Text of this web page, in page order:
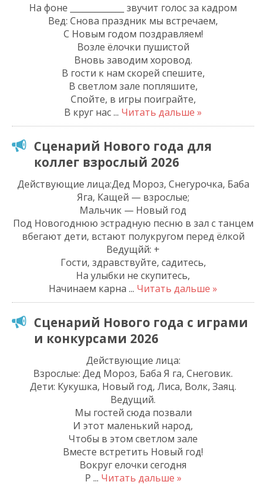
На фоне _____________ звучит голос за кадром
Вед: Снова праздник мы встречаем,
С Новым годом поздравляем!
Возле ёлочки пушистой
Вновь заводим хоровод.
В гости к нам скорей спешите,
В светлом зале попляшите,
Спойте, в игры поиграйте,
В круг нас... Читать дальше »
Сценарий Нового года для
коллег взрослый 2026
Действующие лица:Дед Мороз, Снегурочка, Баба
Яга, Кащей — взрослые;
Мальчик — Новый год
Под Новогоднюю эстрадную песню в зал с танцем
вбегают дети, встают полукругом перед ёлкой
Ведущйй: +
Гости, здравствуйте, садитесь,
На улыбки не скупитесь,
Начинаем карна ... Читать дальше »
Сценарий Нового года с играми
и конкурсами 2026
Действующие лица:
Взрослые: Дед Мороз, Баба Я га, Снеговик.
Дети: Кукушка, Новый год, Лиса, Волк, Заяц.
Ведущий.
Мы гостей сюда позвали
И этот маленький народ,
Чтобы в этом светлом зале
Вместе встретить Новый год!
Вокруг елочки сегодня
Р ... Читать дальше »